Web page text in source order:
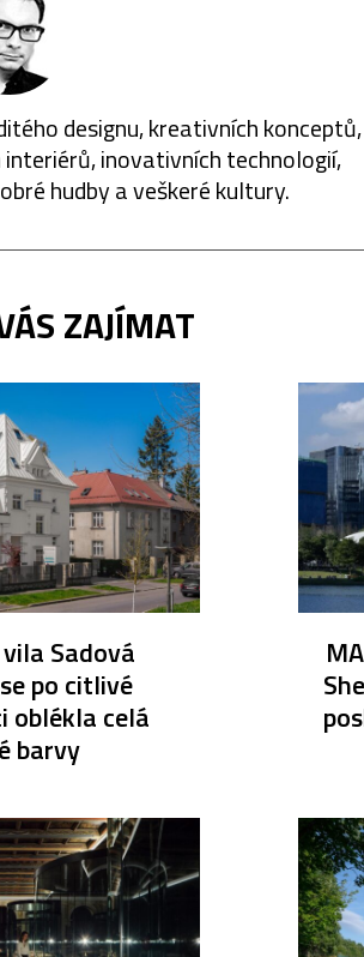
designu, kreativních konceptů,
inovativních technologií,
hudby a veškeré kultury.
ZAJÍMAT
Sadová
po citlivé
oblékla celá
barvy